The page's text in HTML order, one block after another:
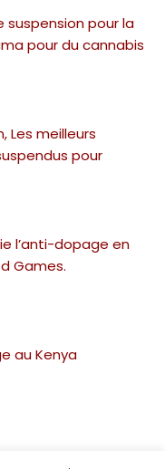
suspension pour la
pour du cannabis
Les meilleurs
pour
l’anti-dopage en
Games.
au Kenya